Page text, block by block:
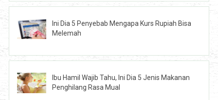
Ini Dia 5 Penyebab Mengapa Kurs Rupiah Bisa
Melemah
Ibu Hamil Wajib Tahu, Ini Dia 5 Jenis Makanan
Penghilang Rasa Mual